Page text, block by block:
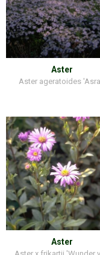
Aster
Aster ageratoides
Aster
Aster x frikartii 'Wunder